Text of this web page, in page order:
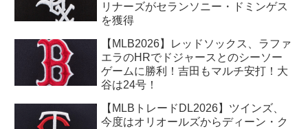
リナーズがセランソニー・ドミンゲス
を獲得
【MLB2026】レッドソックス、ラファ
エラのHRでドジャースとのシーソー
ゲームに勝利！吉田もマルチ安打！大
谷は24号！
【MLBトレードDL2026】ツインズ、
今度はオリオールズからディーン・ク